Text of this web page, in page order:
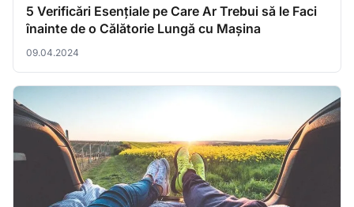
5 Verificări Esențiale pe Care Ar Trebui să le Faci
înainte de o Călătorie Lungă cu Mașina
09.04.2024